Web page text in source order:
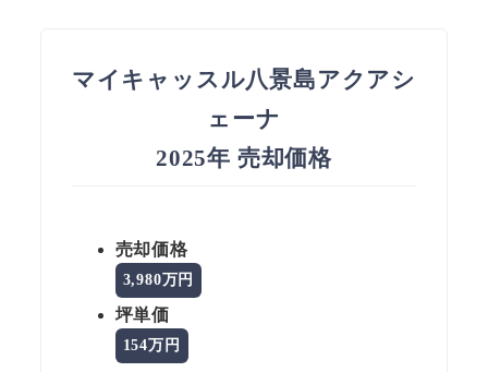
マイキャッスル八景島アクアシ
ェーナ
2025年 売却価格
売却価格
3,980万円
坪単価
154万円